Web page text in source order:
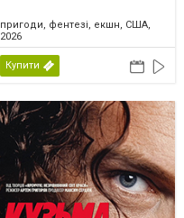
пригоди, фентезі, екшн, США,
2026
Купити